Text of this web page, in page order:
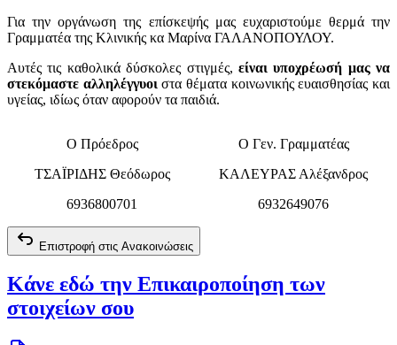
Για την οργάνωση της επίσκεψής μας ευχαριστούμε θερμά την
Γραμματέα της Κλινικής κα Μαρίνα ΓΑΛΑΝΟΠΟΥΛΟΥ.
Αυτές τις καθολικά δύσκολες στιγμές, είναι υποχρέωσή μας να
στεκόμαστε αλληλέγγυοι στα θέματα κοινωνικής ευαισθησίας και
υγείας, ιδίως όταν αφορούν τα παιδιά.
Ο Πρόεδρος
ΤΣΑΪΡΙΔΗΣ Θεόδωρος
6936800701
Ο Γεν. Γραμματέας
ΚΑΛΕΥΡΑΣ Αλέξανδρος
6932649076
Επιστροφή στις Ανακοινώσεις
Κάνε εδώ την Επικαιροποίηση των
στοιχείων σου